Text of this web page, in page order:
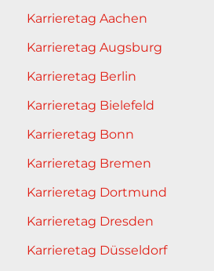
Karrieretag Aachen
Karrieretag Augsburg
Karrieretag Berlin
Karrieretag Bielefeld
Karrieretag Bonn
Karrieretag Bremen
Karrieretag Dortmund
Karrieretag Dresden
Karrieretag Düsseldorf